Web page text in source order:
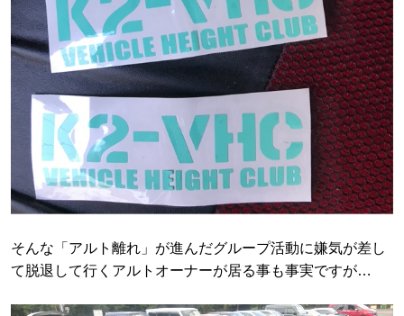
そんな「アルト離れ」が進んだグループ活動に嫌気が差し
て脱退して行くアルトオーナーが居る事も事実ですが…